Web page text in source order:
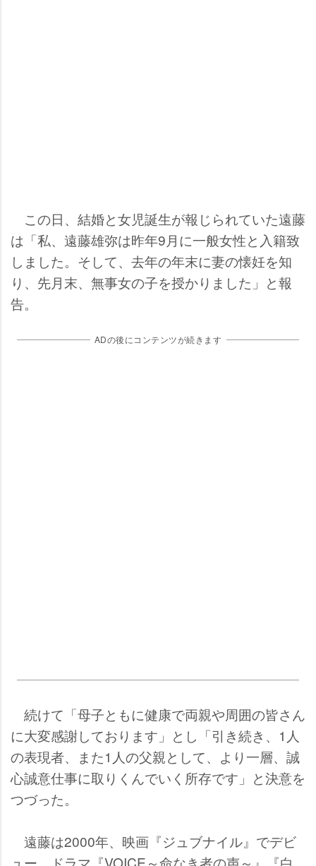
この日、結婚と女児誕生が報じられていた遠藤
は「私、遠藤雄弥は昨年9月に一般女性と入籍致
しました。そして、去年の年末に妻の懐妊を知
り、先月末、無事女の子を授かりました」と報
告。
ADの後にコンテンツが続きます
続けて「母子ともに健康で両親や周囲の皆さん
に大変感謝しております」とし「引き続き、1人
の表現者、また1人の父親として、より一層、誠
心誠意仕事に取りくんでいく所存です」と決意を
つづった。
遠藤は2000年、映画『ジュブナイル』でデビ
ュー。ドラマ『VOICE～命なき者の声～』『白